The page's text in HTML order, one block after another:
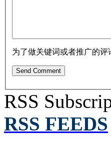
为了做关键词或者推广的
RSS
RSS FEEDS